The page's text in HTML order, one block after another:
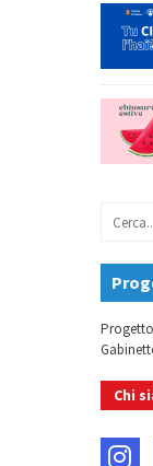
Chi